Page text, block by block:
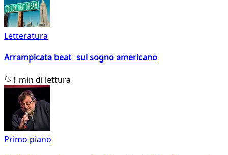
Letteratura
Arrampicata beat sul sogno americano
1 min di lettura
Primo piano